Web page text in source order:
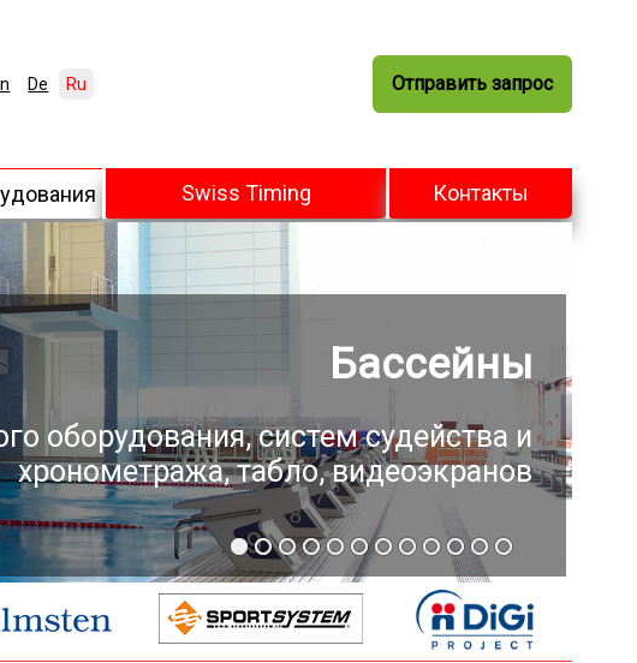
De Ru Отправить запрос
Swiss Timing Контакты
Бассейны
оборудования, систем судейства и
хронометража, табло, видеоэкранов